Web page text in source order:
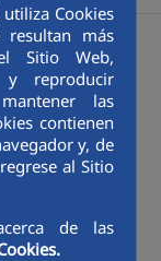
utiliza Cookies
resultan más
Sitio Web,
y reproducir
las
contienen
y, de
al Sitio
de las
+ searcher